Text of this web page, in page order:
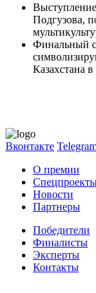
Подгузова,
Финальный
Казахстана
Вконтакте
О премии
Новости
Партнеры
Победители
Финалисты
Эксперты
Контакты